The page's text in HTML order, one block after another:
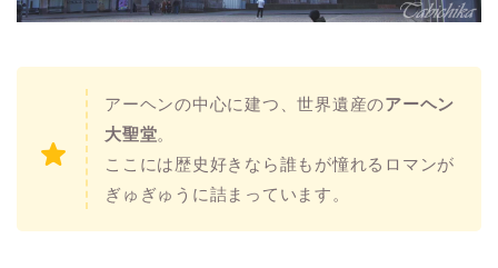
アーヘンの中心に建つ、世界遺産のアーヘン
大聖堂。
ここには歴史好きなら誰もが憧れるロマンが
ぎゅぎゅうに詰まっています。